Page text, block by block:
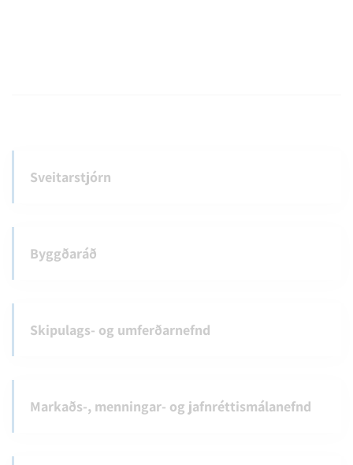
Sveitarstjórn
Byggðaráð
Skipulags- og umferðarnefnd
Markaðs-, menningar- og jafnréttismálanefnd